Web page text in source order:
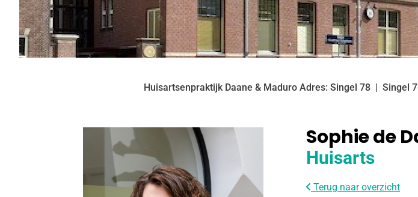
Huisartsenpraktijk Daane & Maduro Adres: Singel 78 Singel
Sophie de
Huisarts
Terug naar overzicht